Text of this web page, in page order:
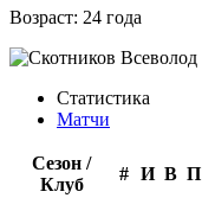
Возраст: 24 года
Статистика
Матчи
Сезон /
Клуб
# И В П